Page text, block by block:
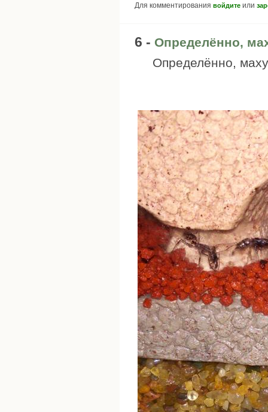
Для комментирования войдите или
6 - Определённо,
Определённо,